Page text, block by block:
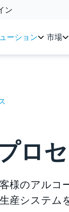
ン
ーション 市場
ロ
様のアル
産システム